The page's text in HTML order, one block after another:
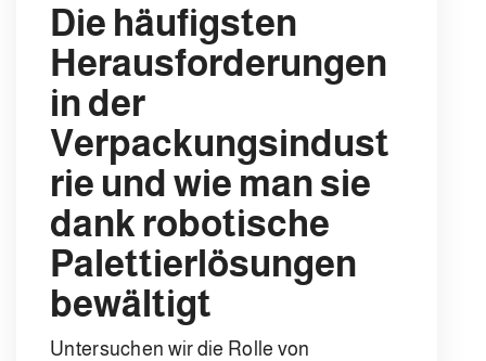
Die häufigsten
Herausforderungen
in der
Verpackungsindust
rie und wie man sie
dank robotische
Palettierlösungen
bewältigt
Untersuchen wir die Rolle von